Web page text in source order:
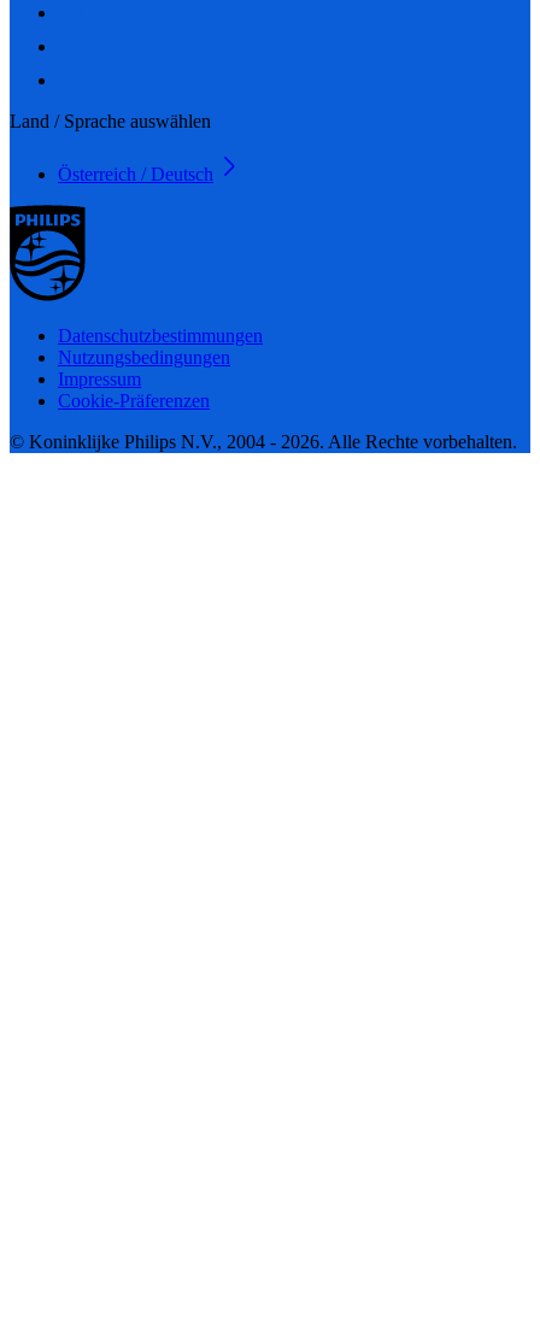
Land / Sprache auswählen
Österreich / Deutsch
Datenschutzbestimmungen
Nutzungsbedingungen
Impressum
Cookie-Präferenzen
© Koninklijke Philips N.V., 2004 - 2026. Alle Rechte vorbehalten.